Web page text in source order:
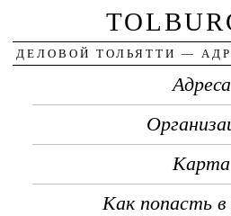
ДЕЛОВОЙ ТОЛЬЯТТИ —
Адреса
Карта
Как попасть в